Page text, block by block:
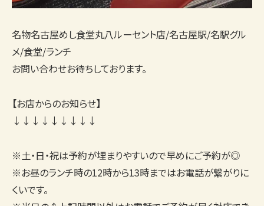
名物名古屋めし食堂丸八ルーセント店/名古屋駅/名駅グル
メ/食堂/ランチ
お問い合わせお待ちしております。
【お店からのお知らせ】
↓↓↓↓↓↓↓↓↓
※土・日・祝は予約が埋まりやすいので早めにご予約が◎
※お昼のランチ時の12時から13時まではお電話が繋がりに
くいです。